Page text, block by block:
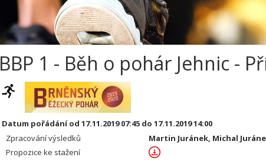
BBP 1 - Běh o pohár Jehnic -
Datum pořádání od 17.11.2019 07:45 do 17.11.2019 14:00
Zpracování výsledků
Martin Juránek, Michal
Propozice ke stažení